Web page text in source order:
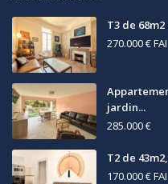
T3 de 68m2
270.000 €FAI
jardin...
285.000 €
T2 de
170.000 €FAI